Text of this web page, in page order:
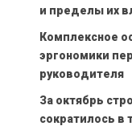
и пределы их
Комплексное
эргономики
руководителя
За октябрь
сократилось в